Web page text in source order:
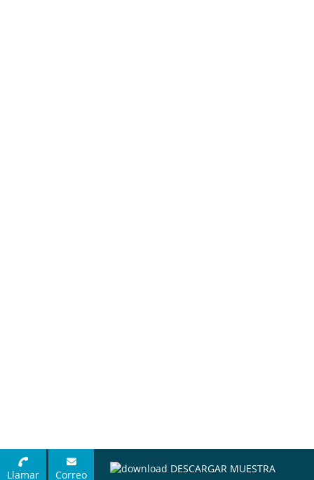
Llamar Correo DESCARGAR MUESTRA